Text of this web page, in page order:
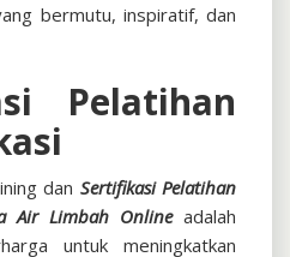
bermutu, inspiratif, dan
Pelatihan
dan SertifikasiPelatihan
Air Limbah Online adalah
untuk meningkatkan